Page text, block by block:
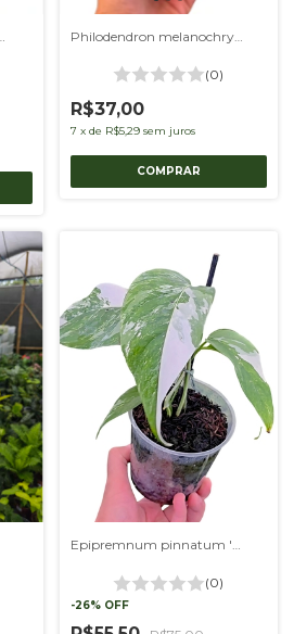
Philodendron melanochrysum P
(0)
R$37,00
7 x de R$5,29 sem juros
Epipremnum pinnatum 'Variegatum'
(0)
-26% OFF